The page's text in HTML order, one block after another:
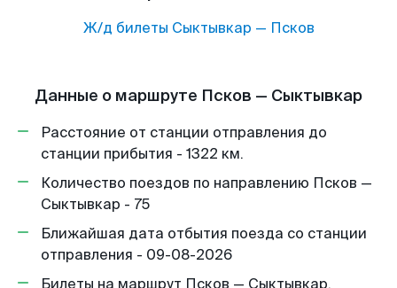
Ж/д билеты Сыктывкар — Псков
Данные о маршруте Псков — Сыктывкар
Расстояние от станции отправления до
станции прибытия - 1322 км.
Количество поездов по направлению Псков —
Сыктывкар - 75
Ближайшая дата отбытия поезда со станции
отправления - 09-08-2026
Билеты на маршрут Псков — Сыктывкар,